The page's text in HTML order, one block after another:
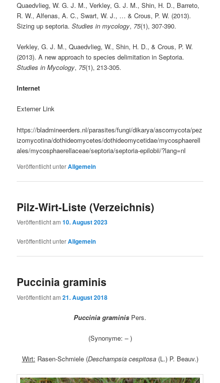
Quaedvlieg, W. G. J. M., Verkley, G. J. M., Shin, H. D., Barreto,
R. W., Alfenas, A. C., Swart, W. J., … & Crous, P. W. (2013).
Sizing up septoria.Studies in mycology, 75(1), 307-390.
Verkley, G. J. M., Quaedvlieg, W., Shin, H. D., & Crous, P. W.
(2013). A new approach to species delimitation in Septoria.
Studies in Mycology, 75(1), 213-305.
Internet
Externer Link
https://bladmineerders.nl/parasites/fungi/dikarya/ascomycota/pez
izomycotina/dothideomycetes/dothideomycetidae/mycosphaerell
ales/mycosphaerellaceae/septoria/septoria-epilobii/?lang=nl
Veröffentlicht unterAllgemein
Pilz-Wirt-Liste (Verzeichnis)
Veröffentlicht am10. August 2023
Veröffentlicht unterAllgemein
Puccinia graminis
Veröffentlicht am21. August 2018
Puccinia graminis Pers.
(Synonyme: –)
Wirt: Rasen-Schmiele (Deschampsia cespitosa(L.) P. Beauv.)